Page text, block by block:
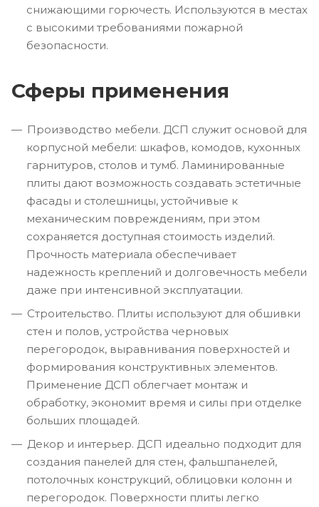
снижающими горючесть. Используются в местах
с высокими требованиями пожарной
безопасности.
Сферы применения
Производство мебели. ДСП служит основой для
корпусной мебели: шкафов, комодов, кухонных
гарнитуров, столов и тумб. Ламинированные
плиты дают возможность создавать эстетичные
фасады и столешницы, устойчивые к
механическим повреждениям, при этом
сохраняется доступная стоимость изделий.
Прочность материала обеспечивает
надежность креплений и долговечность мебели
даже при интенсивной эксплуатации.
Строительство. Плиты используют для обшивки
стен и полов, устройства черновых
перегородок, выравнивания поверхностей и
формирования конструктивных элементов.
Применение ДСП облегчает монтаж и
обработку, экономит время и силы при отделке
больших площадей.
Декор и интерьер. ДСП идеально подходит для
создания панелей для стен, фальшпанелей,
потолочных конструкций, облицовки колонн и
перегородок. Поверхности плиты легко